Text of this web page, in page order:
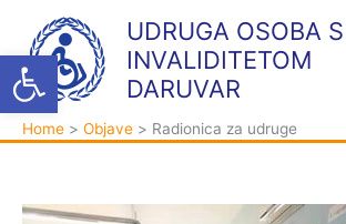
Open toolbar
content
UDRUGA OSOBA S
INVALIDITETOM
DARUVAR
Home Objave Radionica za udruge
t
e
g
h
i
v